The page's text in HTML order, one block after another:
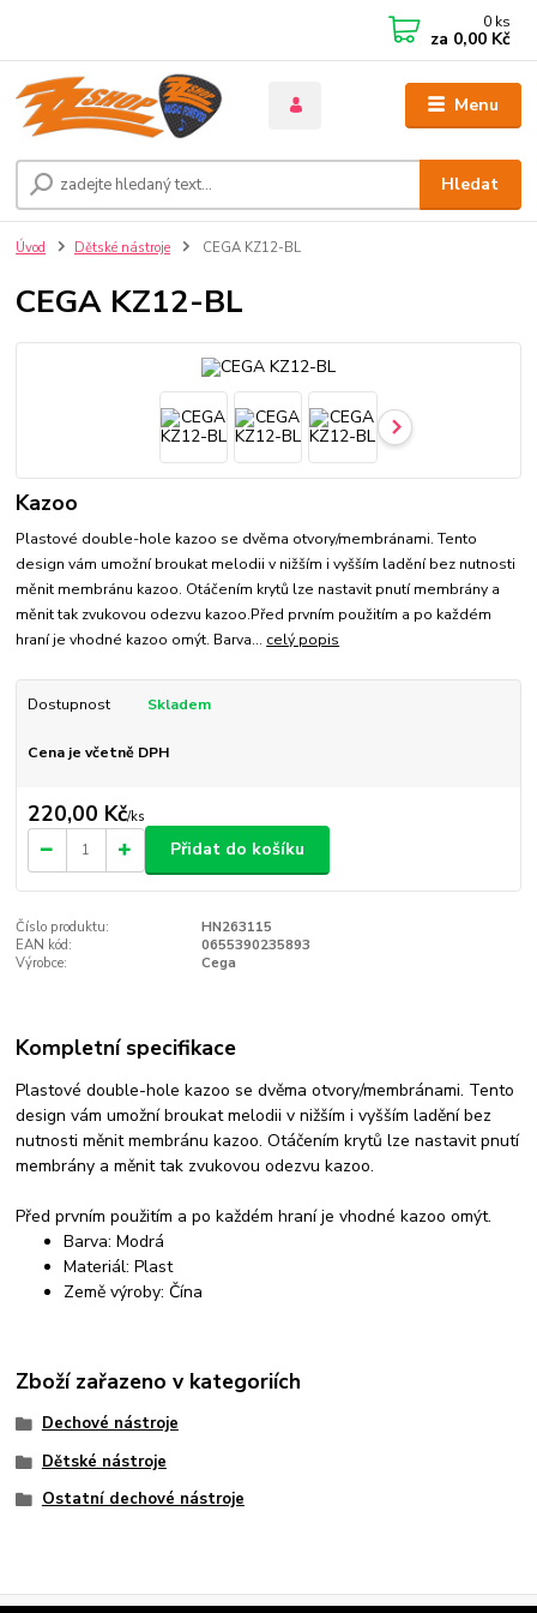
Menu
Hledat
0 ks
za 0,00 Kč
Úvod Dětské nástroje CEGA KZ12-BL
CEGA KZ12-BL
Kazoo
Plastové double-hole kazoo se dvěma otvory/membránami. Tento
design vám umožní broukat melodii v nižším i vyšším ladění bez nutnosti
měnit membránu kazoo. Otáčením krytů lze nastavit pnutí membrány a
měnit tak zvukovou odezvu kazoo.Před prvním použitím a po každém
hraní je vhodné kazoo omýt. Barva... celý popis
Dostupnost Skladem
Cena je včetně DPH
220,00 Kč/ks
Přidat do košíku
Číslo produktu:
HN263115
EAN kód:
0655390235893
Výrobce:
Cega
Kompletní specifikace
Plastové double-hole kazoo se dvěma otvory/membránami. Tento
design vám umožní broukat melodii v nižším i vyšším ladění bez
nutnosti měnit membránu kazoo. Otáčením krytů lze nastavit pnutí
membrány a měnit tak zvukovou odezvu kazoo.
Před prvním použitím a po každém hraní je vhodné kazoo omýt.
Barva: Modrá
Materiál: Plast
Země výroby: Čína
Zboží zařazeno v kategoriích
Dechové nástroje
Dětské nástroje
Ostatní dechové nástroje